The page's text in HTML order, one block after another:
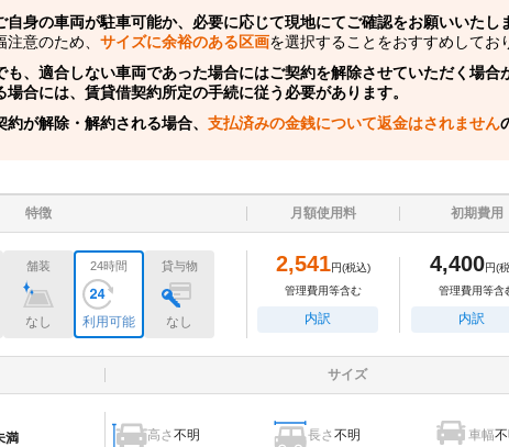
身の車両が駐車可能か、必要に応じて現地にてご確認をお願いいたし
意のため、 サイズに余裕のある区画を選択することをおすすめしてお
、適合しない車両であった場合にはご契約を解除させていただく場合
合には、賃貸借契約所定の手続に従う必要があります。
が解除・解約される場合、 支払済みの金銭について返金はされません
特徴 月額使用料 初期費用
舗装
なし
24時間
利用可能
貸与物
なし
2,541円(税込)
管理費用等含む
内訳
4,400円(
管理費用等含
内訳
サイズ
満
高さ不明 長さ不明 車幅